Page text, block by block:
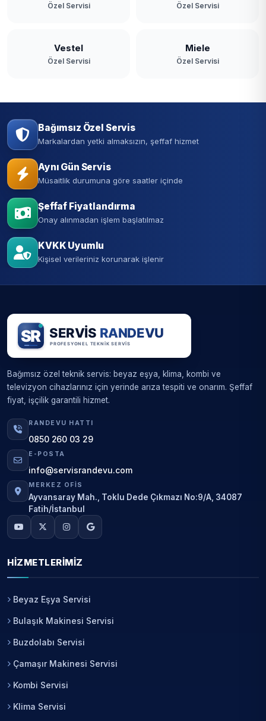
Özel Servisi Özel Servisi
Vestel
Özel Servisi
Miele
Özel Servisi
Bağımsız Özel Servis
Markalardan yetki almaksızın, şeffaf hizmet
Aynı Gün Servis
Müsaitlik durumuna göre saatler içinde
Şeffaf Fiyatlandırma
Onay alınmadan işlem başlatılmaz
KVKK Uyumlu
Kişisel verileriniz korunarak işlenir
Bağımsız özel teknik servis: beyaz eşya, klima, kombi ve
televizyon cihazlarınız için yerinde arıza tespiti ve onarım. Şeffaf
fiyat, işçilik garantili hizmet.
RANDEVU HATTI
0850 260 03 29
E-POSTA
info@servisrandevu.com
MERKEZ OFIS
Ayvansaray Mah., Toklu Dede Çıkmazı No:9/A, 34087
Fatih/İstanbul
HIZMETLERIMIZ
Beyaz Eşya Servisi
Bulaşık Makinesi Servisi
Buzdolabı Servisi
Çamaşır Makinesi Servisi
Kombi Servisi
Klima Servisi